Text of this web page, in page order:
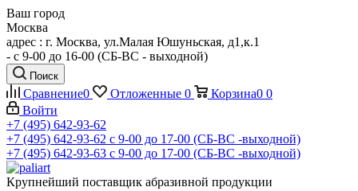
Ваш город
Москва
адрес : г. Москва, ул.Малая Юшуньская, д1,к.1
- c 9-00 до 16-00 (СБ-ВС - выходной)
Поиск
Сравнение0 Отложенные 0 Корзина0 0
Войти
+7 (495) 642-93-62
+7 (495) 642-93-62 c 9-00 до 17-00 (СБ-ВС -выходной)
+7 (495) 642-93-63 c 9-00 до 17-00 (СБ-ВС -выходной)
Крупнейший поставщик абразивной продукции